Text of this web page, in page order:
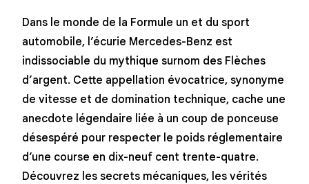
Dans le monde de la Formule un et du sport
automobile, l’écurie Mercedes-Benz est
indissociable du mythique surnom des Flèches
d’argent. Cette appellation évocatrice, synonyme
de vitesse et de domination technique, cache une
anecdote légendaire liée à un coup de ponceuse
désespéré pour respecter le poids réglementaire
d’une course en dix-neuf cent trente-quatre.
Découvrez les secrets mécaniques, les vérités